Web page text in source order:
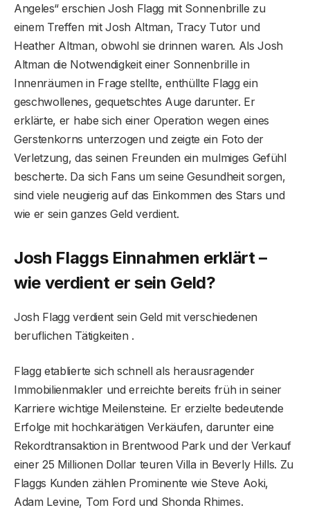
Angeles“ erschien Josh Flagg mit Sonnenbrille zu
einem Treffen mit Josh Altman, Tracy Tutor und
Heather Altman, obwohl sie drinnen waren. Als Josh
Altman die Notwendigkeit einer Sonnenbrille in
Innenräumen in Frage stellte, enthüllte Flagg ein
geschwollenes, gequetschtes Auge darunter. Er
erklärte, er habe sich einer Operation wegen eines
Gerstenkorns unterzogen und zeigte ein Foto der
Verletzung, das seinen Freunden ein mulmiges Gefühl
bescherte. Da sich Fans um seine Gesundheit sorgen,
sind viele neugierig auf das Einkommen des Stars und
wie er sein ganzes Geld verdient.
Josh Flaggs Einnahmen erklärt –
wie verdient er sein Geld?
Josh Flagg verdient sein Geld mit verschiedenen
beruflichen Tätigkeiten .
Flagg etablierte sich schnell als herausragender
Immobilienmakler und erreichte bereits früh in seiner
Karriere wichtige Meilensteine. Er erzielte bedeutende
Erfolge mit hochkarätigen Verkäufen, darunter eine
Rekordtransaktion in Brentwood Park und der Verkauf
einer 25 Millionen Dollar teuren Villa in Beverly Hills. Zu
Flaggs Kunden zählen Prominente wie Steve Aoki,
Adam Levine, Tom Ford und Shonda Rhimes.